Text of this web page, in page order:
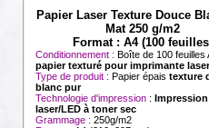
Papier Laser Texture Douce
Mat 250 g/m2
Format : A4 (100
Conditionnement : Boîte de 100 feuilles
papier texturé pour imprimante laser
Type de produit : Papier épais texture
blanc pur
Technologie d'impression : Impression
laser/LED à toner sec
Grammage : 250g/m2